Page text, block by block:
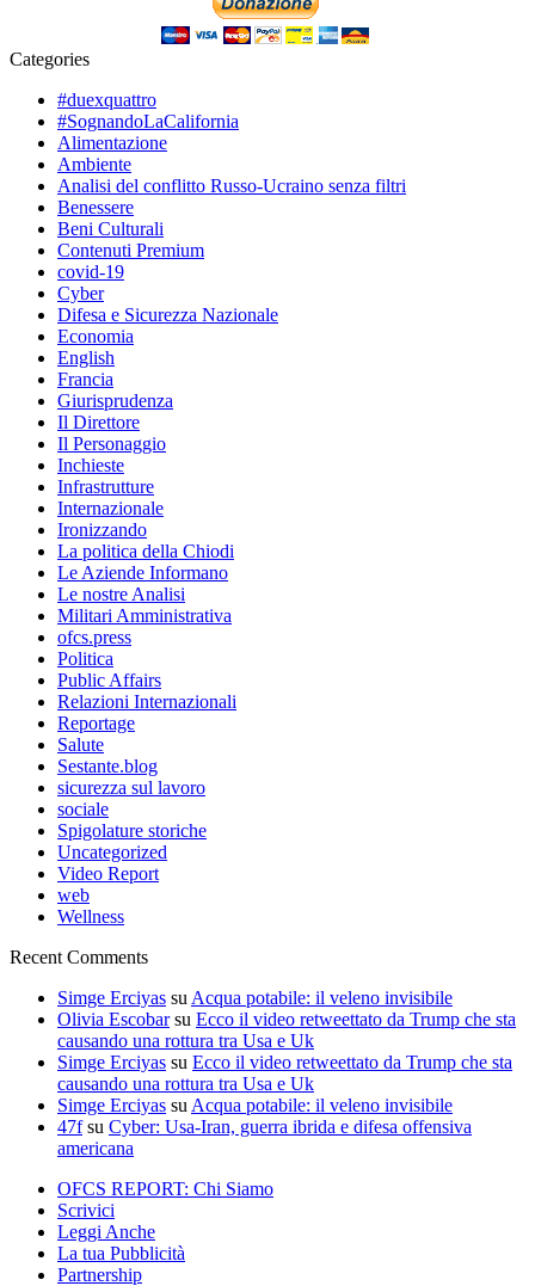
Categories
#duexquattro
#SognandoLaCalifornia
Alimentazione
Ambiente
Analisi del conflitto Russo-Ucraino senza filtri
Benessere
Beni Culturali
Contenuti Premium
covid-19
Cyber
Difesa e Sicurezza Nazionale
Economia
English
Francia
Giurisprudenza
Il Direttore
Il Personaggio
Inchieste
Infrastrutture
Internazionale
Ironizzando
La politica della Chiodi
Le Aziende Informano
Le nostre Analisi
Militari Amministrativa
ofcs.press
Politica
Public Affairs
Relazioni Internazionali
Reportage
Salute
Sestante.blog
sicurezza sul lavoro
sociale
Spigolature storiche
Uncategorized
Video Report
web
Wellness
Recent Comments
Simge Erciyas su Acqua potabile: il veleno invisibile
Olivia Escobarsu Ecco il video retweettato da Trump che sta
causando una rottura tra Usa e Uk
Simge Erciyas su Ecco il video retweettato da Trump che sta
causando una rottura tra Usa e Uk
Simge Erciyas su Acqua potabile: il veleno invisibile
47fsu Cyber: Usa-Iran, guerra ibrida e difesa offensiva
americana
OFCS REPORT: Chi Siamo
Scrivici
Leggi Anche
La tua Pubblicità
Partnership